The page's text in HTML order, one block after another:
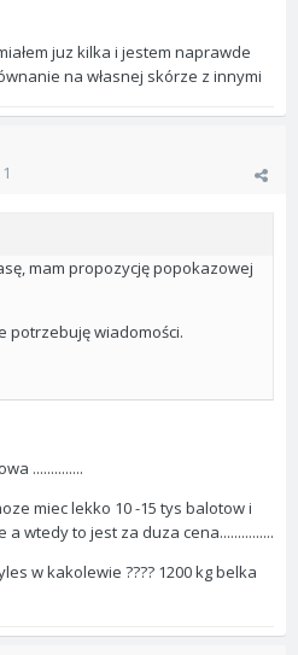
juz kilka i jestem naprawde
na własnej skórze z innymi
mam propozycję popokazowej
potrzebuję wiadomości.
..............
miec lekko 10 -15 tys balotow i
wtedy to jest za duza cena...............
w kakolewie ???? 1200 kg belka